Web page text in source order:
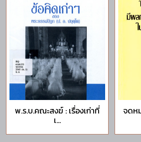
พ.ร.บ.คณะสงฆ์ : เรื่องเก่าที่
เ...
จดห